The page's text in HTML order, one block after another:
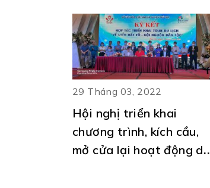
29 Tháng 03, 2022
Hội nghị triển khai
chương trình, kích cầu,
mở cửa lại hoạt động du